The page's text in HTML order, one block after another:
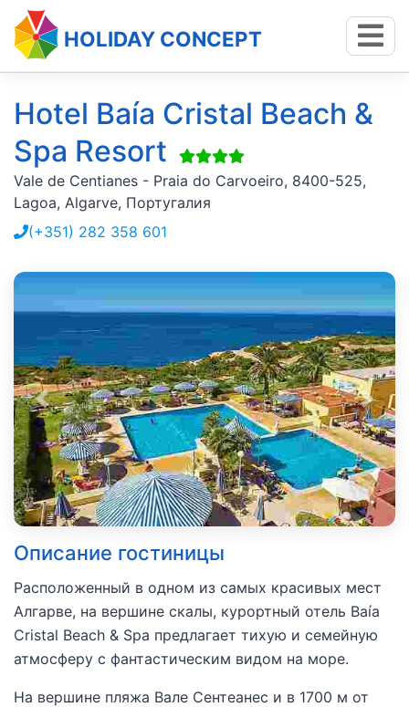
HOLIDAY CONCEPT
Hotel Baía Cristal Beach &
Spa Resort
Vale de Centianes - Praia do Carvoeiro, 8400-525,
Lagoa, Algarve, Португалия
(+351) 282 358 601
Описание гостиницы
Расположенный в одном из самых красивых мест
Алгарве, на вершине скалы, курортный отель Baía
Cristal Beach & Spa предлагает тихую и семейную
атмосферу с фантастическим видом на море.
На вершине пляжа Вале Сентеанес и в 1700 м от